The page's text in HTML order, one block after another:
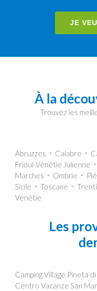
JE
À la
Trouvez les
Abruzzes Calabre
Frioul-Vénétie Julienne
Marches
Ombrie
Sicile
Toscane
Vénétie
Les
Camping Village Pineta
Centro Vacanze San